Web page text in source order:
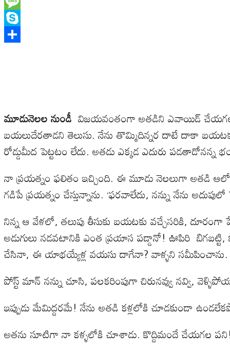
Message
Skype
మూడునెలల నుండీ విజయవంతంగా అతడిని ఎవాయిడ్
బయలుదేరతాడని తెలుసు. నేను తొమ్మిదిన్నర దాటే దాకా
రోడ్డుమీద పెట్టటం లేదు. అతడు ఎక్కడ ఎదురు
నా ప్రయత్నం ఫలితం ఇచ్చింది. ఈ మూడు నెలలుగా అతడి
గడిపే ప్రయత్నం చేస్తున్నాను. ‘ఫరవాలేదు, నన్ను నేను
నిన్న ఆ వేళలో, తలుపు తీసుకు బయటకు వచ్చేసరికి,
అడుగులు నడవటానికి ఎంత ప్రయాస పడ్డానో! ఊపిరి బిగబట్టి,
చేసినా, ఈ యాభయ్యేళ్ల వయసు దాగేనా? వాళ్ళని సమీపించాను.
పోస్ట్ మాన్ నన్ను చూసి, పలకరింపుగా చిరునవ్వు నవ్వి,
ఇప్పుడు మేమిద్దరమే! నేను అతడి కళ్లలోకి చూడకుండా
అతను సూటిగా నా కళ్ళలోకి చూశాడు. కొద్దిమందే చేయగల పని!